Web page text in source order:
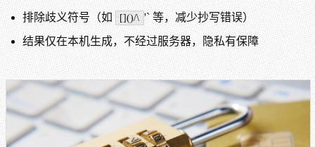
排除歧义符号（如 []()/\ '` 等，减少抄写错误）
结果仅在本机生成，不经过服务器，隐私有保障